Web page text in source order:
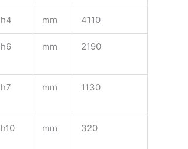
h4 mm 4110
h6 mm 2190
h7 mm 1130
h10 mm 320